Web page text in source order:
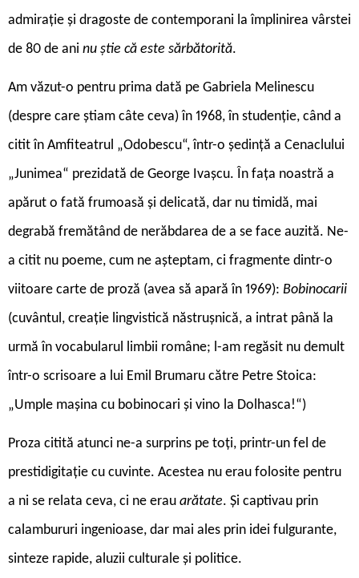
admirație și dragoste de contemporani la împlinirea vârstei
de 80 de ani nu știe că este sărbătorită.
Am văzut-o pentru prima dată pe Gabriela Melinescu
(despre care știam câte ceva) în 1968, în studenție, când a
citit în Amfiteatrul „Odobescu“, într-o ședință a Cenaclului
„Junimea“ prezidată de George Ivașcu. În fața noastră a
apărut o fată frumoasă și delicată, dar nu timidă, mai
degrabă fremătând de nerăbdarea de a se face auzită. Ne-
a citit nu poeme, cum ne așteptam, ci fragmente dintr-o
viitoare carte de proză (avea să apară în 1969): Bobinocarii
(cuvântul, creație lingvistică năstrușnică, a intrat până la
urmă în vocabularul limbii române; l-am regăsit nu demult
într-o scrisoare a lui Emil Brumaru către Petre Stoica:
„Umple mașina cu bobinocari și vino la Dolhasca!“)
Proza citită atunci ne-a surprins pe toți, printr-un fel de
prestidigitație cu cuvinte. Acestea nu erau folosite pentru
a ni se relata ceva, ci ne erau arătate. Și captivau prin
calambururi ingenioase, dar mai ales prin idei fulgurante,
sinteze rapide, aluzii culturale și politice.